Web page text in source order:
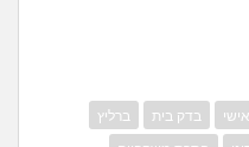
בדק בית
ברליץ